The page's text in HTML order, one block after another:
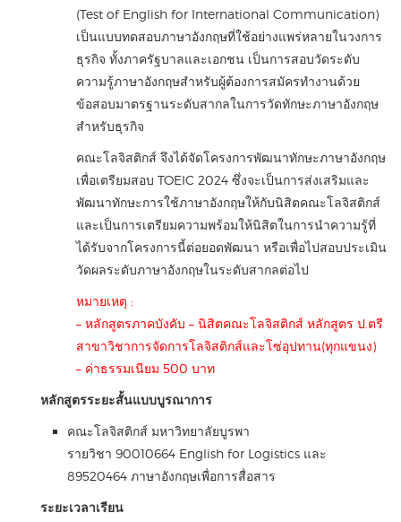
(Test of English for International Communication)
เป็นแบบทดสอบภาษาอังกฤษที่ใช้อย่างแพร่หลายในวงการ
ธุรกิจ ทั้งภาครัฐบาลและเอกชน เป็นการสอบวัดระดับ
ความรู้ภาษาอังกฤษสำหรับผู้ต้องการสมัครทำงานด้วย
ข้อสอบมาตรฐานระดับสากลในการวัดทักษะภาษาอังกฤษ
สำหรับธุรกิจ
คณะโลจิสติกส์ จึงได้จัดโครงการพัฒนาทักษะภาษาอังกฤษ
เพื่อเตรียมสอบ TOEIC 2024 ซึ่งจะเป็นการส่งเสริมและ
พัฒนาทักษะการใช้ภาษาอังกฤษให้กับนิสิตคณะโลจิสติกส์
และเป็นการเตรียมความพร้อมให้นิสิตในการนำความรู้ที่
ได้รับจากโครงการนี้ต่อยอดพัฒนา หรือเพื่อไปสอบประเมิน
วัดผลระดับภาษาอังกฤษในระดับสากลต่อไป
หมายเหตุ :
– หลักสูตรภาคบังคับ – นิสิตคณะโลจิสติกส์ หลักสูตร ป.ตรี
สาขาวิชาการจัดการโลจิสติกส์และโซ่อุปทาน(ทุกแขนง)
– ค่าธรรมเนียม 500 บาท
หลักสูตรระยะสั้นแบบบูรณาการ
คณะโลจิสติกส์ มหาวิทยาลัยบูรพา
รายวิชา 90010664 English for Logistics และ
89520464 ภาษาอังกฤษเพื่อการสื่อสาร
ระยะเวลาเรียน